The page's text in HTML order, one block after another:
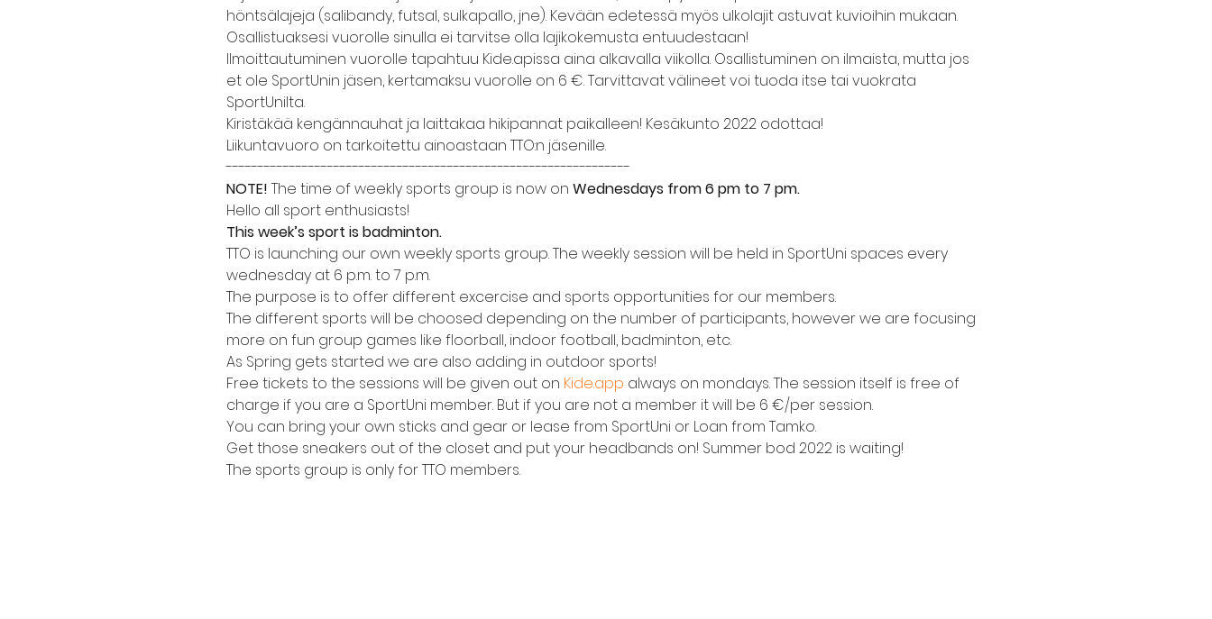
höntsälajeja (salibandy, futsal, sulkapallo, jne). Kevään edetessä myös ulkolajit astuvat kuvioihin mukaan.
Osallistuaksesi vuorolle sinulla ei tarvitse olla lajikokemusta entuudestaan!
Ilmoittautuminen vuorolle tapahtuu Kide.apissa aina alkavalla viikolla. Osallistuminen on ilmaista, mutta jos
et ole SportUnin jäsen, kertamaksu vuorolle on 6 €. Tarvittavat välineet voi tuoda itse tai vuokrata
SportUnilta.
Kiristäkää kengännauhat ja laittakaa hikipannat paikalleen! Kesäkunto 2022 odottaa!
Liikuntavuoro on tarkoitettu ainoastaan TTO:n jäsenille.
----------------------------------------------------------------
NOTE! The time of weekly sports group is now on Wednesdays from 6 pm to 7 pm.
Hello all sport enthusiasts!
This week’s sport is badminton.
TTO is launching our own weekly sports group. The weekly session will be held in SportUni spaces every
wednesday at 6 p.m. to 7 p.m.
The purpose is to offer different excercise and sports opportunities for our members.
The different sports will be choosed depending on the number of participants, however we are focusing
more on fun group games like floorball, indoor football, badminton, etc.
As Spring gets started we are also adding in outdoor sports!
Free tickets to the sessions will be given out on Kide.app always on mondays. The session itself is free of
charge if you are a SportUni member. But if you are not a member it will be 6 €/per session.
You can bring your own sticks and gear or lease from SportUni or Loan from Tamko.
Get those sneakers out of the closet and put your headbands on! Summer bod 2022 is waiting!
The sports group is only for TTO members.